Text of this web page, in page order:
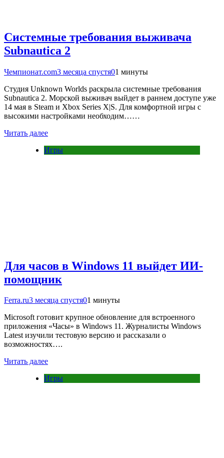
Системные требования выживача
Subnautica 2
Чемпионат.com3 месяца спустя01 минуты
Студия Unknown Worlds раскрыла системные требования
Subnautica 2. Морской выживач выйдет в раннем доступе уже
14 мая в Steam и Xbox Series X|S. Для комфортной игры с
высокими настройками необходим……
Читать далее
Игры
Для часов в Windows 11 выйдет ИИ-
помощник
Ferra.ru3 месяца спустя01 минуты
Microsoft готовит крупное обновление для встроенного
приложения «Часы» в Windows 11. Журналисты Windows
Latest изучили тестовую версию и рассказали о
возможностях….
Читать далее
Игры